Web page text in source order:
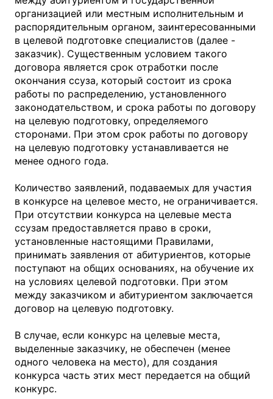
организацией или местным исполнительным и
распорядительным органом, заинтересованными
в целевой подготовке специалистов (далее -
заказчик). Существенным условием такого
договора является срок отработки после
окончания ссуза, который состоит из срока
работы по распределению, установленного
законодательством, и срока работы по договору
на целевую подготовку, определяемого
сторонами. При этом срок работы по договору
на целевую подготовку устанавливается не
менее одного года.
Количество заявлений, подаваемых для участия
в конкурсе на целевое место, не ограничивается.
При отсутствии конкурса на целевые места
ссузам предоставляется право в сроки,
установленные настоящими Правилами,
принимать заявления от абитуриентов, которые
поступают на общих основаниях, на обучение их
на условиях целевой подготовки. При этом
между заказчиком и абитуриентом заключается
договор на целевую подготовку.
В случае, если конкурс на целевые места,
выделенные заказчику, не обеспечен (менее
одного человека на место), для создания
конкурса часть этих мест передается на общий
конкурс.